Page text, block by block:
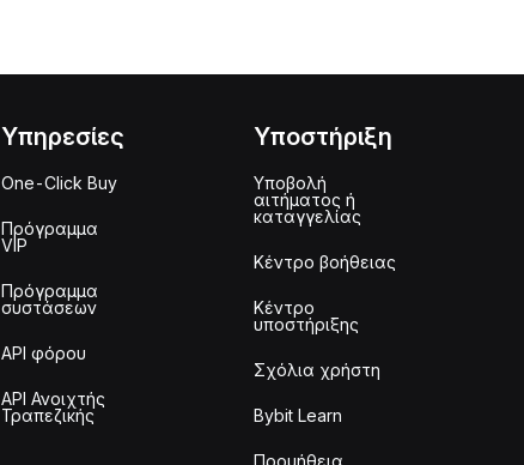
Υπηρεσίες
One-Click Buy
Πρόγραμμα
VIP
Πρόγραμμα
συστάσεων
API φόρου
API Ανοιχτής
Τραπεζικής
Υποστήριξη
Υποβολή
αιτήματος ή
καταγγελίας
Κέντρο βοήθειας
Κέντρο
υποστήριξης
Σχόλια χρήστη
Bybit Learn
Προμήθεια